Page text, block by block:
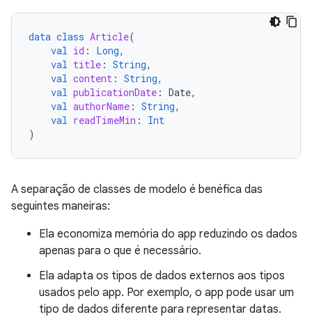
data class Article(
val id : Long,
val title : String,
val content : String,
val publicationDate : Date,
val authorName : String,
val readTimeMin :
Int
)
A separação de classes de modelo é benéfica das
seguintes maneiras:
Ela economiza memória do app reduzindo os dados
apenas para o que é necessário.
Ela adapta os tipos de dados externos aos tipos
usados pelo app. Por exemplo, o app pode usar um
tipo de dados diferente para representar datas.